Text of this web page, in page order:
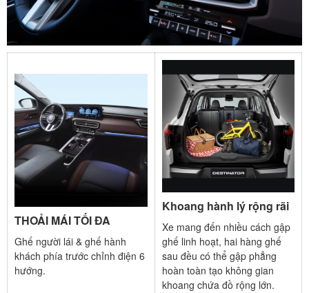
THOẢI MÁI TỐI ĐA
Ghế người lái & ghế hành
khách phía trước chỉnh điện 6
hướng.
Khoang hành lý rộng rãi
Xe mang đến nhiều cách gập
ghế linh hoạt, hai hàng ghế
sau đều có thể gập phẳng
hoàn toàn tạo không gian
khoang chứa đồ rộng lớn.